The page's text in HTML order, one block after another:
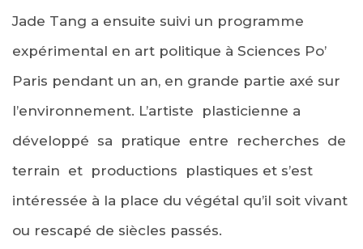
Jade Tang a ensuite suivi un programme
expérimental en art politique à Sciences Po’
Paris pendant un an, en grande partie axé sur
l’environnement. L’artiste plasticienne a
développé sa pratique entre recherches de
terrain et productions plastiques et s’est
intéressée à la place du végétal qu’il soit vivant
ou rescapé de siècles passés.